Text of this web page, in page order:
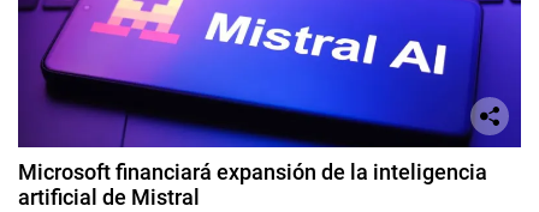
Microsoft financiará expansión de la inteligencia
artificial de Mistral